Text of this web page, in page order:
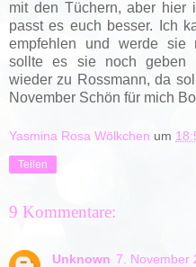
mit den Tüchern, aber hier
passt es euch besser. Ich
empfehlen und werde sie
sollte es sie noch geben
wieder zu Rossmann, da
November Schön für mich
Yasmina Rosa Wölkchen um
Teilen
9 Kommentare:
Unknown 7. November